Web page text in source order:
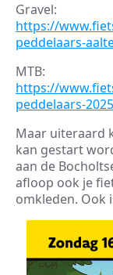
Gravel:
https://
peddelaars-
MTB:
https://
peddelaars-2025
Maar uiteraard
kan gestart
aan de
afloop ook je
omkleden. Ook